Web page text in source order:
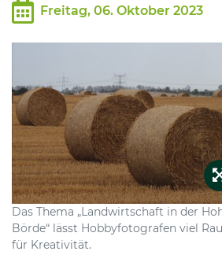
Wirtschaft, Bauen,
Tourismus, Freizeit,
Ehrenamt und
Freitag, 06. Oktober 2023
Das Thema „Landwirtschaft in der
Börde“ lässt Hobbyfotografen viel
für Kreativität.